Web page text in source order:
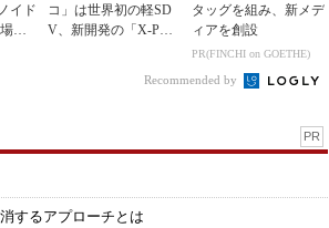
イド
稼
コ」は世界初の軽SD
V、新開発の「X-PAC
タッグを組み、新メデ
ィアを創設
PR(FINCHI on GOETHE)
Recommended by
PR
するアプローチとは